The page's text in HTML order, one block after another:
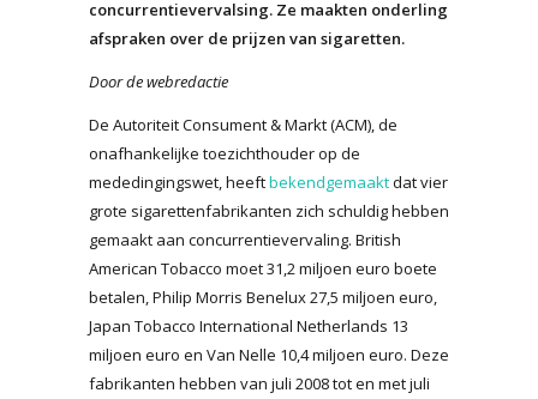
concurrentievervalsing. Ze maakten onderling
afspraken over de prijzen van sigaretten.
Door de webredactie
De Autoriteit Consument & Markt (ACM), de
onafhankelijke toezichthouder op de
mededingingswet, heeftbekendgemaaktdat vier
grote sigarettenfabrikanten zich schuldig hebben
gemaakt aan concurrentievervaling. British
American Tobacco moet 31,2 miljoen euro boete
betalen, Philip Morris Benelux 27,5 miljoen euro,
Japan Tobacco International Netherlands 13
miljoen euro en Van Nelle 10,4 miljoen euro. Deze
fabrikanten hebben van juli 2008 tot en met juli